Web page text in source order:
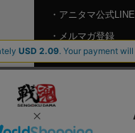
アニタマ公式LINE
メルマガ登録
キャンペーン情報